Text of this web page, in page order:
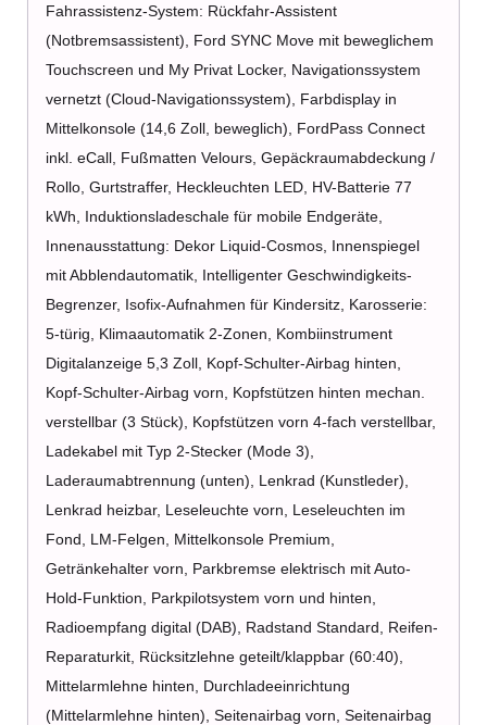
Fahrassistenz-System: Rückfahr-Assistent
(Notbremsassistent), Ford SYNC Move mit beweglichem
Touchscreen und My Privat Locker, Navigationssystem
vernetzt (Cloud-Navigationssystem), Farbdisplay in
Mittelkonsole (14,6 Zoll, beweglich), FordPass Connect
inkl. eCall, Fußmatten Velours, Gepäckraumabdeckung /
Rollo, Gurtstraffer, Heckleuchten LED, HV-Batterie 77
kWh, Induktionsladeschale für mobile Endgeräte,
Innenausstattung: Dekor Liquid-Cosmos, Innenspiegel
mit Abblendautomatik, Intelligenter Geschwindigkeits-
Begrenzer, Isofix-Aufnahmen für Kindersitz, Karosserie:
5-türig, Klimaautomatik 2-Zonen, Kombiinstrument
Digitalanzeige 5,3 Zoll, Kopf-Schulter-Airbag hinten,
Kopf-Schulter-Airbag vorn, Kopfstützen hinten mechan.
verstellbar (3 Stück), Kopfstützen vorn 4-fach verstellbar,
Ladekabel mit Typ 2-Stecker (Mode 3),
Laderaumabtrennung (unten), Lenkrad (Kunstleder),
Lenkrad heizbar, Leseleuchte vorn, Leseleuchten im
Fond, LM-Felgen, Mittelkonsole Premium,
Getränkehalter vorn, Parkbremse elektrisch mit Auto-
Hold-Funktion, Parkpilotsystem vorn und hinten,
Radioempfang digital (DAB), Radstand Standard, Reifen-
Reparaturkit, Rücksitzlehne geteilt/klappbar (60:40),
Mittelarmlehne hinten, Durchladeeinrichtung
(Mittelarmlehne hinten), Seitenairbag vorn, Seitenairbag